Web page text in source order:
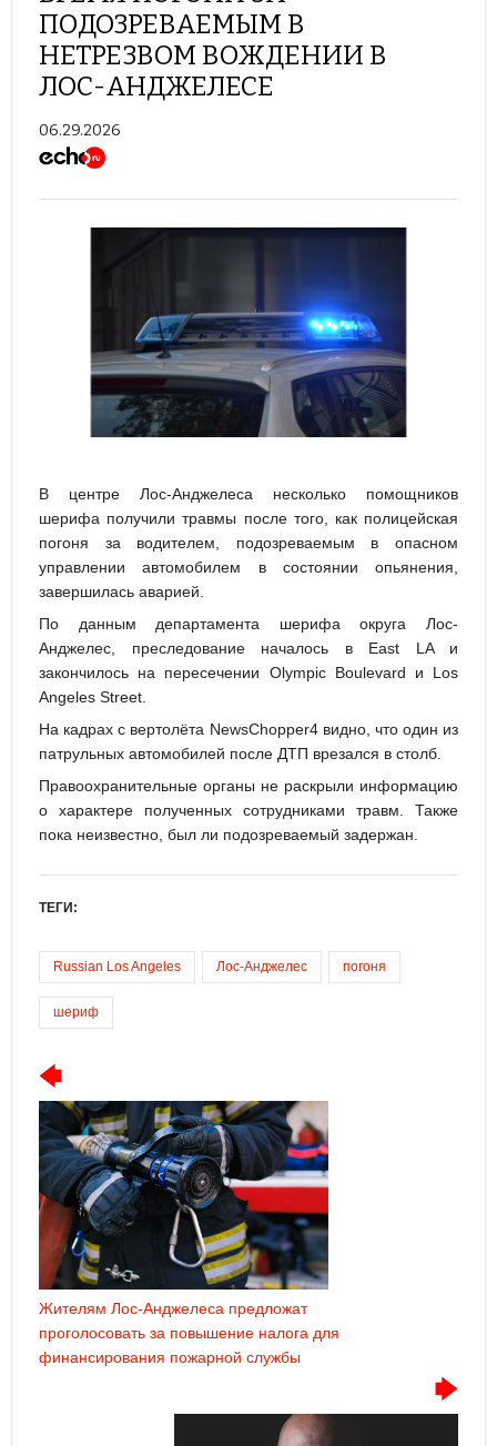
ПОДОЗРЕВАЕМЫМ В
НЕТРЕЗВОМ ВОЖДЕНИИ В
ЛОС-АНДЖЕЛЕСЕ
06.29.2026
В центре Лос-Анджелеса несколько помощников
шерифа получили травмы после того, как полицейская
погоня за водителем, подозреваемым в опасном
управлении автомобилем в состоянии опьянения,
завершилась аварией.
По данным департамента шерифа округа Лос-
Анджелес, преследование началось в East LA и
закончилось на пересечении Olympic Boulevard и Los
Angeles Street.
На кадрах с вертолёта NewsChopper4 видно, что один из
патрульных автомобилей после ДТП врезался в столб.
Правоохранительные органы не раскрыли информацию
о характере полученных сотрудниками травм. Также
пока неизвестно, был ли подозреваемый задержан.
ТЕГИ:
Russian Los Angeles Лос-Анджелес погоня
шериф
Жителям Лос-Анджелеса предложат
проголосовать за повышение налога для
финансирования пожарной службы